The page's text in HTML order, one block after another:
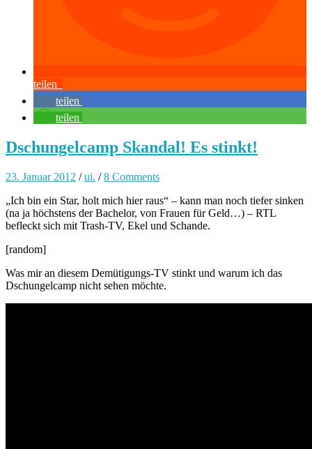
teilen
teilen
teilen
Dschungelcamp Skandal! Es stinkt!
23. Januar 2012 /ui. /8 Comments
„Ich bin ein Star, holt mich hier raus“ – kann man noch tiefer sinken
(na ja höchstens der Bachelor, von Frauen für Geld…) – RTL
befleckt sich mit Trash-TV, Ekel und Schande.
[random]
Was mir an diesem Demütigungs-TV stinkt und warum ich das
Dschungelcamp nicht sehen möchte.